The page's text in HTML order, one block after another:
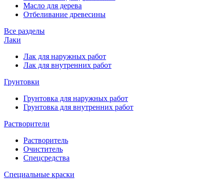
Масло для дерева
Отбеливание древесины
Все разделы
Лаки
Лак для наружных работ
Лак для внутренних работ
Грунтовки
Грунтовка для наружных работ
Грунтовка для внутренних работ
Растворители
Растворитель
Очиститель
Спецсредства
Специальные краски